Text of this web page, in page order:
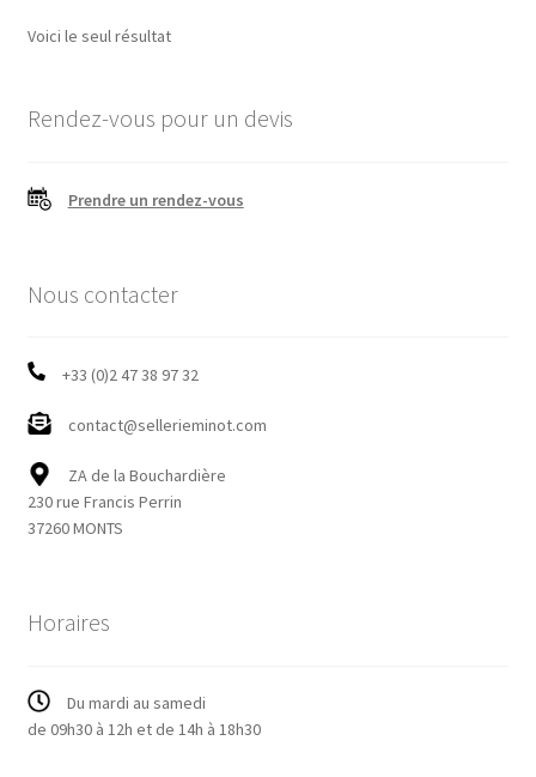
Voici le seul résultat
Rendez-vous pour un devis
Prendre un rendez-vous
Nous contacter
+33 (0)2 47 38 97 32
contact@sellerieminot.com
ZA de la Bouchardière
230 rue Francis Perrin
37260 MONTS
Horaires
Du mardi au samedi
de 09h30 à 12h et de 14h à 18h30